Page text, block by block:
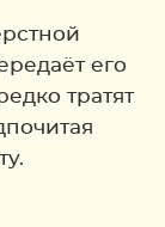
его
тратят